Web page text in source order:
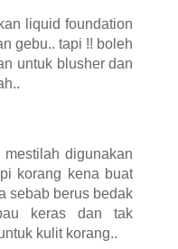
liquid foundation
gebu.. tapi !! boleh
untuk blusher dan
digunakan
korang kena buat
sebab berus bedak
keras dan tak
kulit korang..